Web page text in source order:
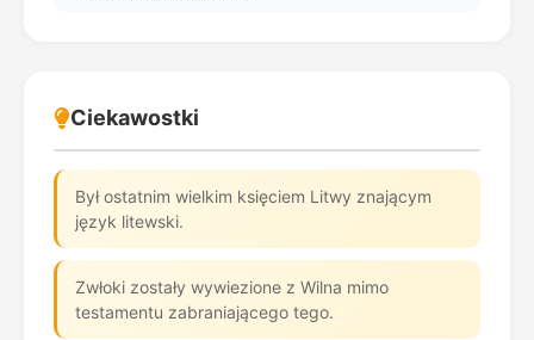
Ciekawostki
Był ostatnim wielkim księciem Litwy znającym
język litewski.
Zwłoki zostały wywiezione z Wilna mimo
testamentu zabraniającego tego.